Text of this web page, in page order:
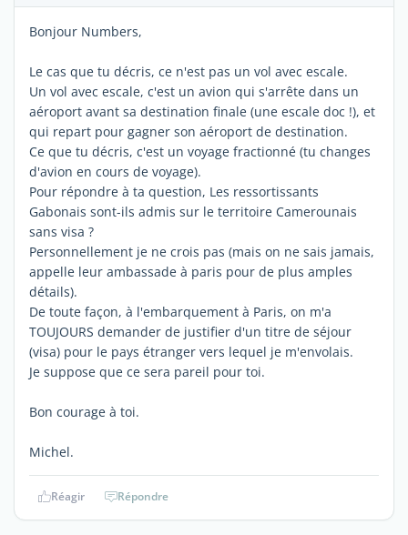
Bonjour Numbers,
Le cas que tu décris, ce n'est pas un vol avec escale.
Un vol avec escale, c'est un avion qui s'arrête dans un
aéroport avant sa destination finale (une escale doc !), et
qui repart pour gagner son aéroport de destination.
Ce que tu décris, c'est un voyage fractionné (tu changes
d'avion en cours de voyage).
Pour répondre à ta question, Les ressortissants
Gabonais sont-ils admis sur le territoire Camerounais
sans visa ?
Personnellement je ne crois pas (mais on ne sais jamais,
appelle leur ambassade à paris pour de plus amples
détails).
De toute façon, à l'embarquement à Paris, on m'a
TOUJOURS demander de justifier d'un titre de séjour
(visa) pour le pays étranger vers lequel je m'envolais.
Je suppose que ce sera pareil pour toi.
Bon courage à toi.
Michel.
Réagir Répondre